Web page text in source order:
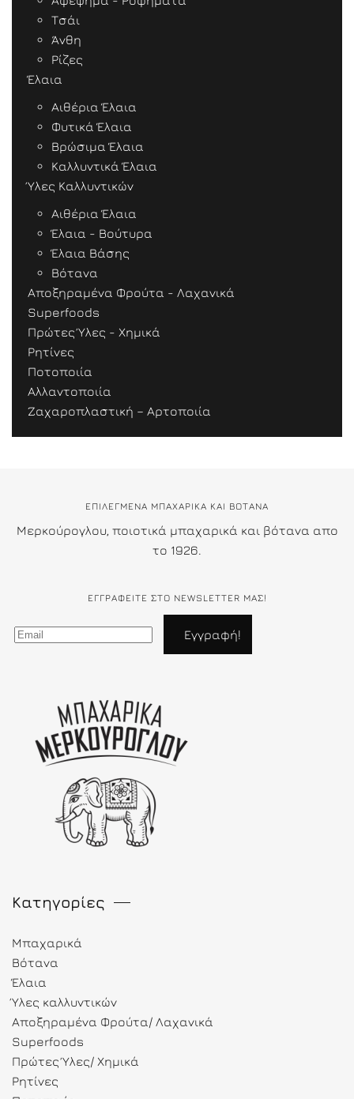
Τσάι
Άνθη
Ρίζες
Έλαια
Αιθέρια Έλαια
Φυτικά Έλαια
Βρώσιμα Έλαια
Καλλυντικά Έλαια
Ύλες Καλλυντικών
Αιθέρια Έλαια
Έλαια - Βούτυρα
Έλαια Βάσης
Βότανα
Αποξηραμένα Φρούτα - Λαχανικά
Superfoods
Πρώτες Ύλες - Χημικά
Ρητίνες
Ποτοποιία
Αλλαντοποιία
Ζαχαροπλαστική – Αρτοποιία
ΕΠΙΛΕΓΜΕΝΑ ΜΠΑΧΑΡΙΚΑ ΚΑΙ ΒΟΤΑΝΑ
Μερκούρογλου, ποιοτικά μπαχαρικά και βότανα απο
το 1926.
ΕΓΓΡΑΦΕΊΤΕ ΣΤΟ NEWSLETTER ΜΑΣ!
Κατηγορίες
Μπαχαρικά
Βότανα
Έλαια
Ύλες καλλυντικών
Αποξηραμένα Φρούτα/ Λαχανικά
Superfoods
Πρώτες Ύλες/ Χημικά
Ρητίνες